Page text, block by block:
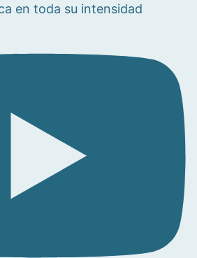
en toda su intensidad